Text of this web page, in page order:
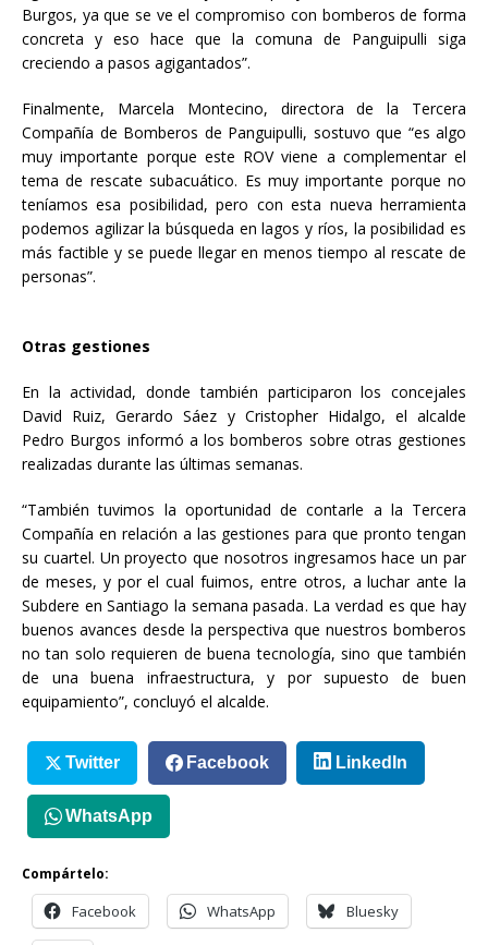
Burgos, ya que se ve el compromiso con bomberos de forma
concreta y eso hace que la comuna de Panguipulli siga
creciendo a pasos agigantados”.
Finalmente, Marcela Montecino, directora de la Tercera
Compañía de Bomberos de Panguipulli, sostuvo que “es algo
muy importante porque este ROV viene a complementar el
tema de rescate subacuático. Es muy importante porque no
teníamos esa posibilidad, pero con esta nueva herramienta
podemos agilizar la búsqueda en lagos y ríos, la posibilidad es
más factible y se puede llegar en menos tiempo al rescate de
personas”.
Otras gestiones
En la actividad, donde también participaron los concejales
David Ruiz, Gerardo Sáez y Cristopher Hidalgo, el alcalde
Pedro Burgos informó a los bomberos sobre otras gestiones
realizadas durante las últimas semanas.
“También tuvimos la oportunidad de contarle a la Tercera
Compañía en relación a las gestiones para que pronto tengan
su cuartel. Un proyecto que nosotros ingresamos hace un par
de meses, y por el cual fuimos, entre otros, a luchar ante la
Subdere en Santiago la semana pasada. La verdad es que hay
buenos avances desde la perspectiva que nuestros bomberos
no tan solo requieren de buena tecnología, sino que también
de una buena infraestructura, y por supuesto de buen
equipamiento”, concluyó el alcalde.
Twitter Facebook LinkedIn
WhatsApp
Compártelo:
Facebook WhatsApp Bluesky